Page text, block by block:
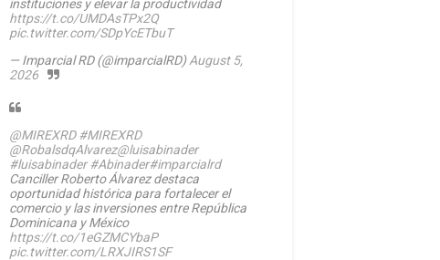
instituciones y elevar la productividad
https://t.co/UMDAsTPx2Q
pic.twitter.com/SDpYcETbuT
— Imparcial RD (@imparcialRD)August 5,
2026
@MIREXRD #MIREXRD
@RobalsdqAlvarez@luisabinader
#luisabinader #Abinader#imparcialrd
Canciller Roberto Álvarez destaca
oportunidad histórica para fortalecer el
comercio y las inversiones entre República
Dominicana y México
https://t.co/1eGZMCYbaP
pic.twitter.com/LRXJIRS1SF